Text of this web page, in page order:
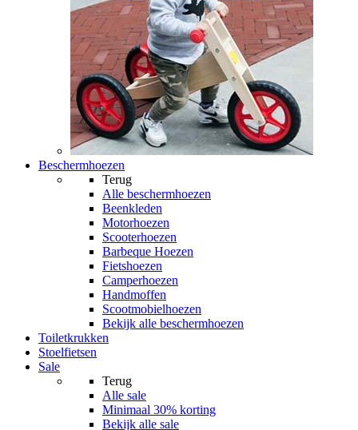
Beschermhoezen
Terug
Alle beschermhoezen
Beenkleden
Motorhoezen
Scooterhoezen
Barbeque Hoezen
Fietshoezen
Camperhoezen
Handmoffen
Scootmobielhoezen
Bekijk alle beschermhoezen
Toiletkrukken
Stoelfietsen
Sale
Terug
Alle sale
Minimaal 30% korting
Bekijk alle sale